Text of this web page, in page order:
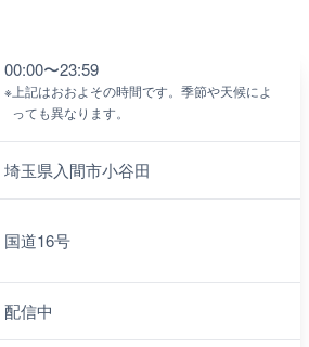
00:00〜23:59
※ 上記はおおよその時間です。季節や天候によ
っても異なります。
埼玉県入間市小谷田
国道16号
配信中